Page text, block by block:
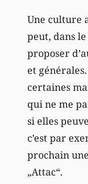
Une culture
peut, dans
proposer
et
certaines
qui ne me
si elles
c’est par
prochain
„Attac“.